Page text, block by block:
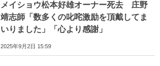
メイショウ松本好雄オーナー死去 庄野
靖志師「数多くの叱咤激励を頂戴してま
いりました」「心より感謝」
2025年9月2日 15:59